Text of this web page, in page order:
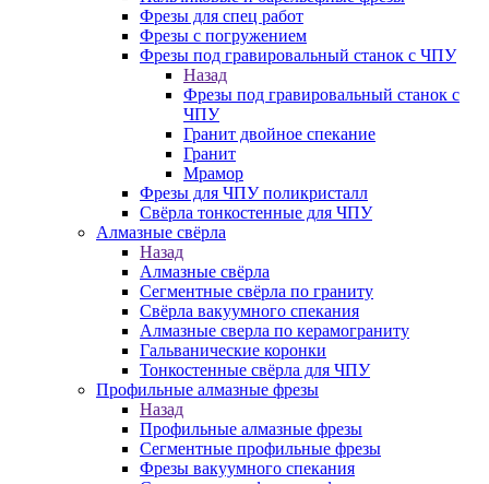
Фрезы для спец работ
Фрезы с погружением
Фрезы под гравировальный станок с ЧПУ
Назад
Фрезы под гравировальный станок с
ЧПУ
Гранит двойное спекание
Гранит
Мрамор
Фрезы для ЧПУ поликристалл
Свёрла тонкостенные для ЧПУ
Алмазные свёрла
Назад
Алмазные свёрла
Сегментные свёрла по граниту
Свёрла вакуумного спекания
Алмазные сверла по керамограниту
Гальванические коронки
Тонкостенные свёрла для ЧПУ
Профильные алмазные фрезы
Назад
Профильные алмазные фрезы
Сегментные профильные фрезы
Фрезы вакуумного спекания